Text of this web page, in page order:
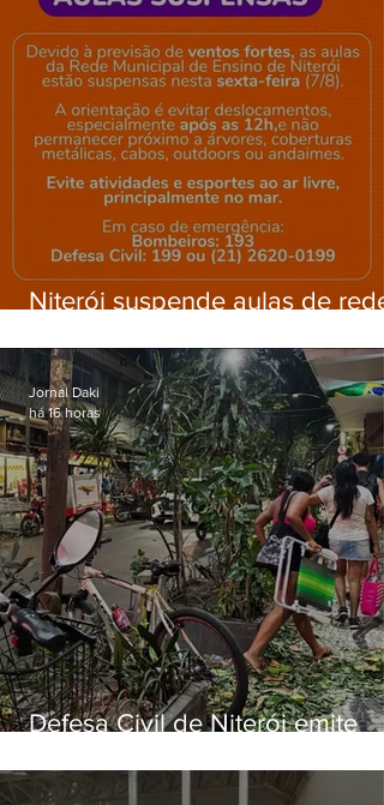
Niterói suspende aulas de rede
ventos fortes nesta sexta (7)
Defesa Civil de Niterói emite
sexta-feira (07)
Jornal Daki
há 16 horas